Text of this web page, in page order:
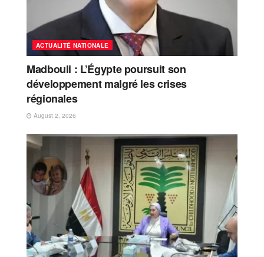
ACTUALITÉ NATIONALE
Madbouli : L’Égypte poursuit son
développement malgré les crises
régionales
August 2, 2026